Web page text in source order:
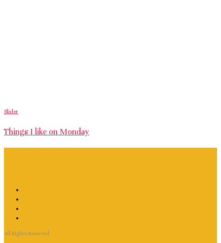
Slider
Things I like on Monday
All Rights Reserved